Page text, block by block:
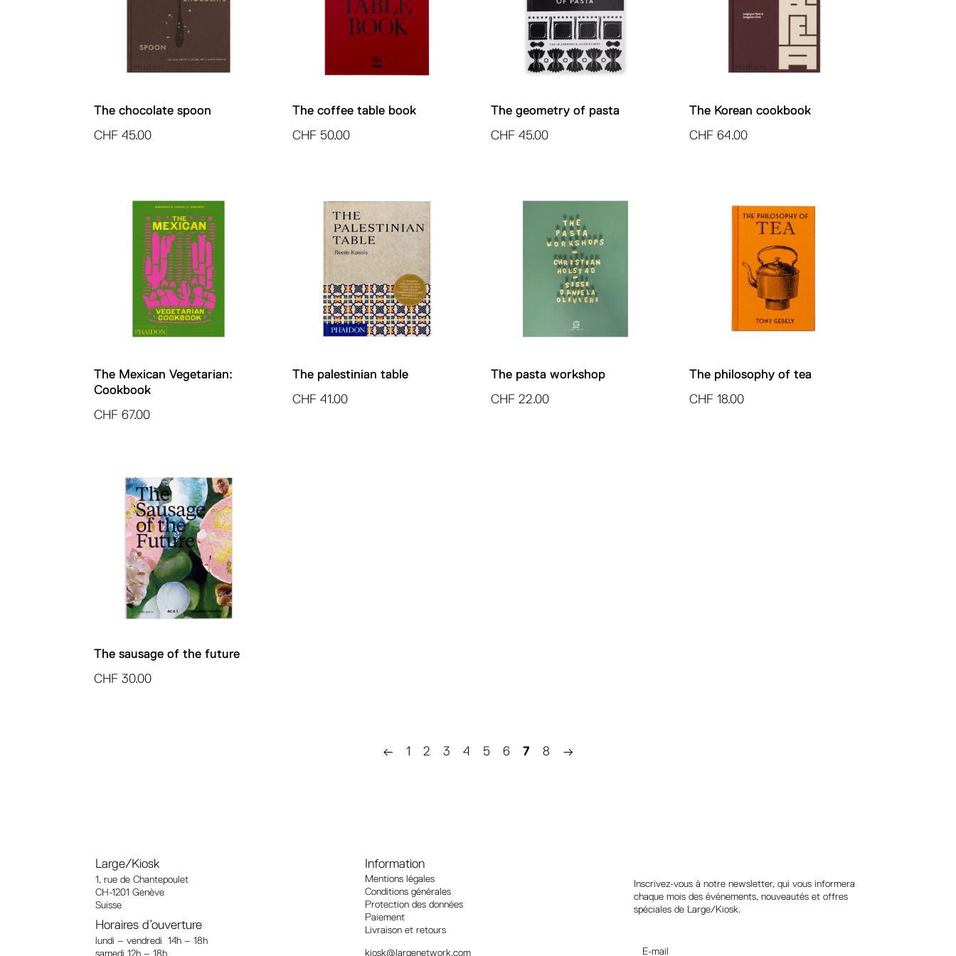
The chocolate spoon
CHF 45.00
The coffee table book
CHF 50.00
The geometry of pasta
CHF 45.00
The Korean cookbook
CHF 64.00
The Mexican Vegetarian:
Cookbook
CHF 67.00
The palestinian table
CHF 41.00
The pasta workshop
CHF 22.00
The philosophy of tea
CHF 18.00
The sausage of the future
CHF 30.00
← 1 2 3 4 5 6 7 8 →
Large/Kiosk
1, ruede Chantepoulet
CH-1201 Genève
Suisse
Horaires d’ouverture
lundi – vendredi 14h – 18h
samedi 12h – 18h
Information
Mentions légales
Conditions générales
Protection des données
Paiement
Livraison et retours
kiosk@largenetwork.com
Inscrivez-vous à notre newsletter, qui vous informera
chaque mois des événements, nouveautés et offres
spéciales de Large/Kiosk.